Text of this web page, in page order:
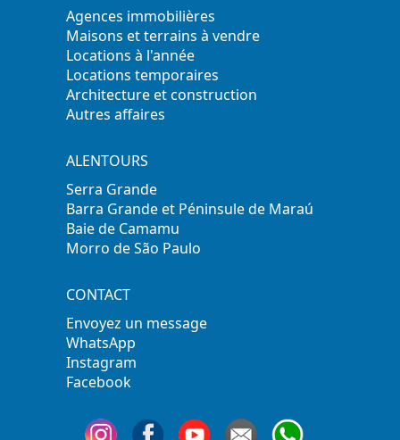
Agences immobilières
Maisons et terrains à vendre
Locations à l'année
Locations temporaires
Architecture et construction
Autres affaires
ALENTOURS
Serra Grande
Barra Grande et Péninsule de Maraú
Baie de Camamu
Morro de São Paulo
CONTACT
Envoyez un message
WhatsApp
Instagram
Facebook